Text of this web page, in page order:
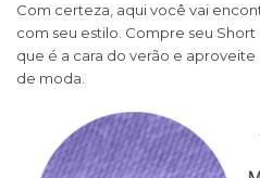
Com certeza, aqui você vai
com seu estilo. Compre seu
que é a cara do verão e
de moda.